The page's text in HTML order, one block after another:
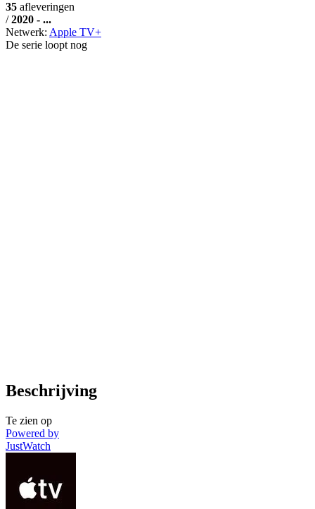
35 afleveringen
/ 2020 - ...
Netwerk: Apple TV+
De serie loopt nog
Beschrijving
Te zien op
Powered by
JustWatch